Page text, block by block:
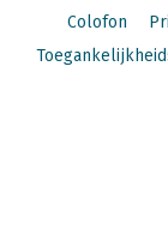
Colofon